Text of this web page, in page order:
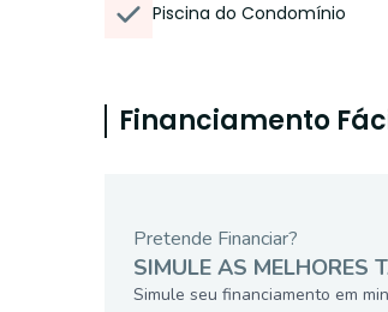
Piscina do Condomínio
Financiamento
Pretende Financiar?
SIMULE AS MELHORES
Simule seu financiamento em